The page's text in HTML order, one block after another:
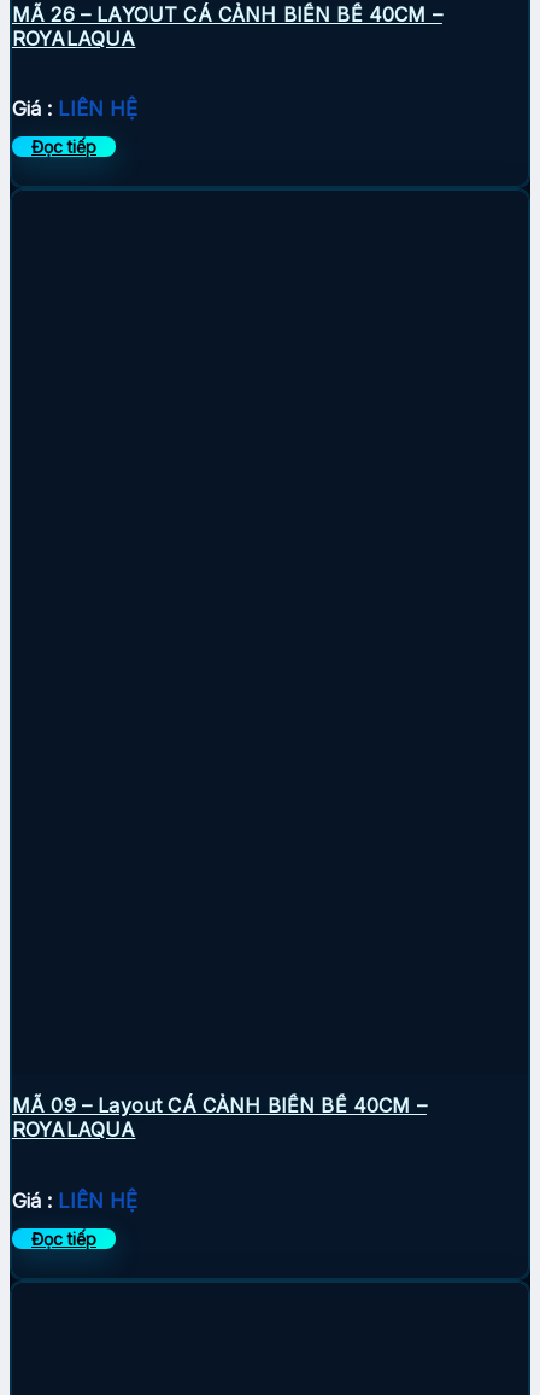
MÃ 26 – LAYOUT CÁ CẢNH BIỂN BỂ 40CM –
ROYALAQUA
Giá : LIÊN HỆ
Đọc tiếp
MÃ 09 – Layout CÁ CẢNH BIỂN BỂ 40CM –
ROYALAQUA
Giá : LIÊN HỆ
Đọc tiếp